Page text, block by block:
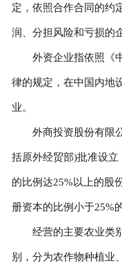
定，依照合作合同的约
润、分担风险和亏损的
外资企业指依照《中
律的规定，在中国内地
业。
外商投资股份有限公
括原外经贸部)批准设
的比例达25%以上的股
册资本的比例小于25%
经营的主要农业类别
别，分为农作物种植业